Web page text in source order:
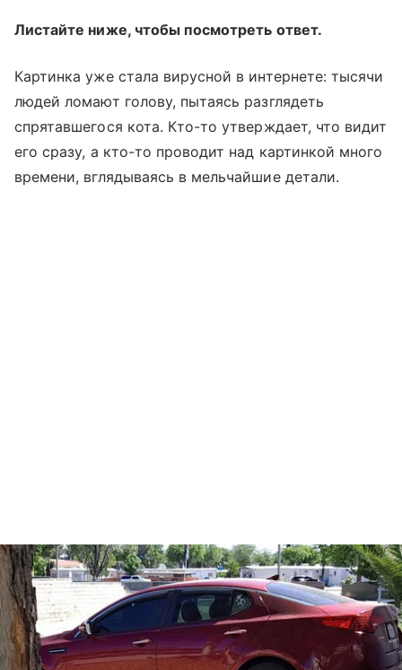
Листайте ниже, чтобы посмотреть ответ.
Картинка уже стала вирусной в интернете: тысячи
людей ломают голову, пытаясь разглядеть
спрятавшегося кота. Кто-то утверждает, что видит
его сразу, а кто-то проводит над картинкой много
времени, вглядываясь в мельчайшие детали.